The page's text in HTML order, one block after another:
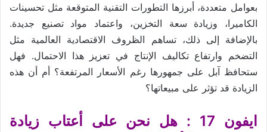
بعوامل متعددة، أبرزها التطورات التقنية المتوقعة مثل تحسينات
الكاميرا، وزيادة سعة التخزين، واعتماد مواد تصنيع جديدة.
بالإضافة إلى ذلك، تساهم الظروف الاقتصادية العالمية مثل
التضخم وارتفاع تكاليف الإنتاج في تعزيز هذا الاحتمال. فهل
ستحافظ آبل على جمهورها رغم الأسعار المرتفعة؟ أم أن هذه
الزيادة قد تؤثر على مبيعاتها؟
ايفون 17 : هل نحن على أعتاب زيادة